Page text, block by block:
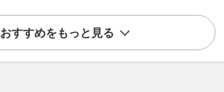
おすすめをもっと見る